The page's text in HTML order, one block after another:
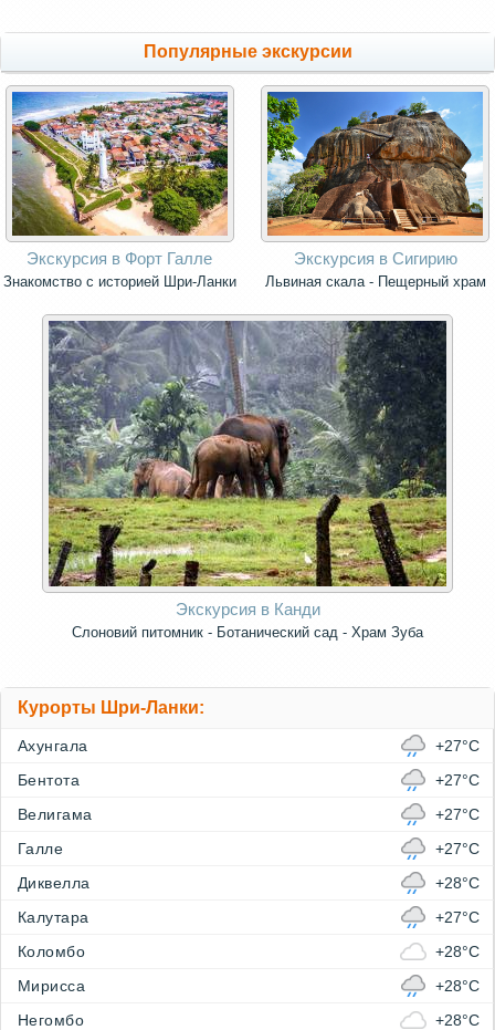
Популярные экскурсии
Экскурсия в Форт Галле
Знакомство с историей Шри-Ланки
Экскурсия в Сигирию
Львиная скала - Пещерный храм
Экскурсия в Канди
Слоновий питомник - Ботанический сад - Храм Зуба
Курорты Шри-Ланки:
Ахунгала
+27°C
Бентота
+27°C
Велигама
+27°C
Галле
+27°C
Диквелла
+28°C
Калутара
+27°C
Коломбо
+28°C
Мирисса
+28°C
Негомбо
+28°C